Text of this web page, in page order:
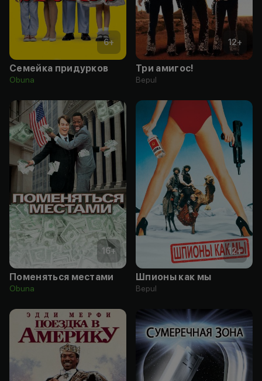
6+
Семейка придурков
Obuna
12+
Три амигос!
Bepul
16+
Поменяться местами
Obuna
12+
Шпионы как мы
Bepul